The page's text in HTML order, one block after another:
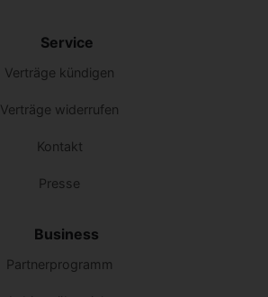
Service
Verträge kündigen
Verträge widerrufen
Kontakt
Presse
Business
Partnerprogramm